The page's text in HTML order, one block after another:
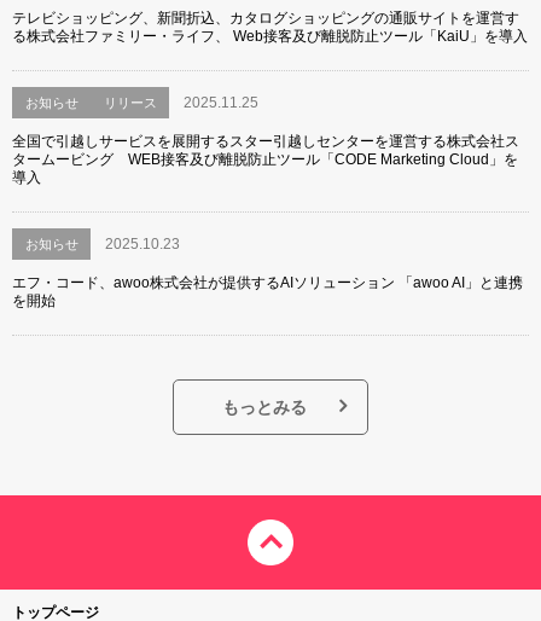
テレビショッピング、新聞折込、カタログショッピングの通販サイトを運営す
る株式会社ファミリー・ライフ、 Web接客及び離脱防止ツール「KaiU」を導入
お知らせ リリース 2025.11.25
全国で引越しサービスを展開するスター引越しセンターを運営する株式会社ス
タームービング WEB接客及び離脱防止ツール「CODE Marketing Cloud」を
導入
お知らせ 2025.10.23
エフ・コード、awoo株式会社が提供するAIソリューション 「awoo AI」と連携
を開始
もっとみる
トップページ